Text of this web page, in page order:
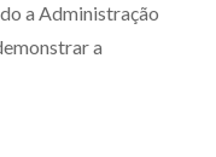
a Administração
a